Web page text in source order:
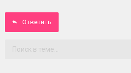
Вход
Ответить